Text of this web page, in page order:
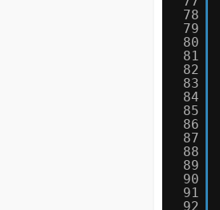
78
79
80
81
82
83
84
85
86
87
88
89
90
91
92